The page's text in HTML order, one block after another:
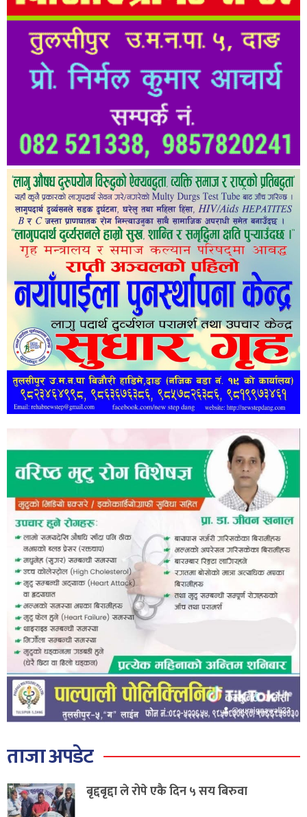
ताजा अपडेट
बृद्दबृद्दा ले रोपे एकै दिन ५ सय बिरुवा